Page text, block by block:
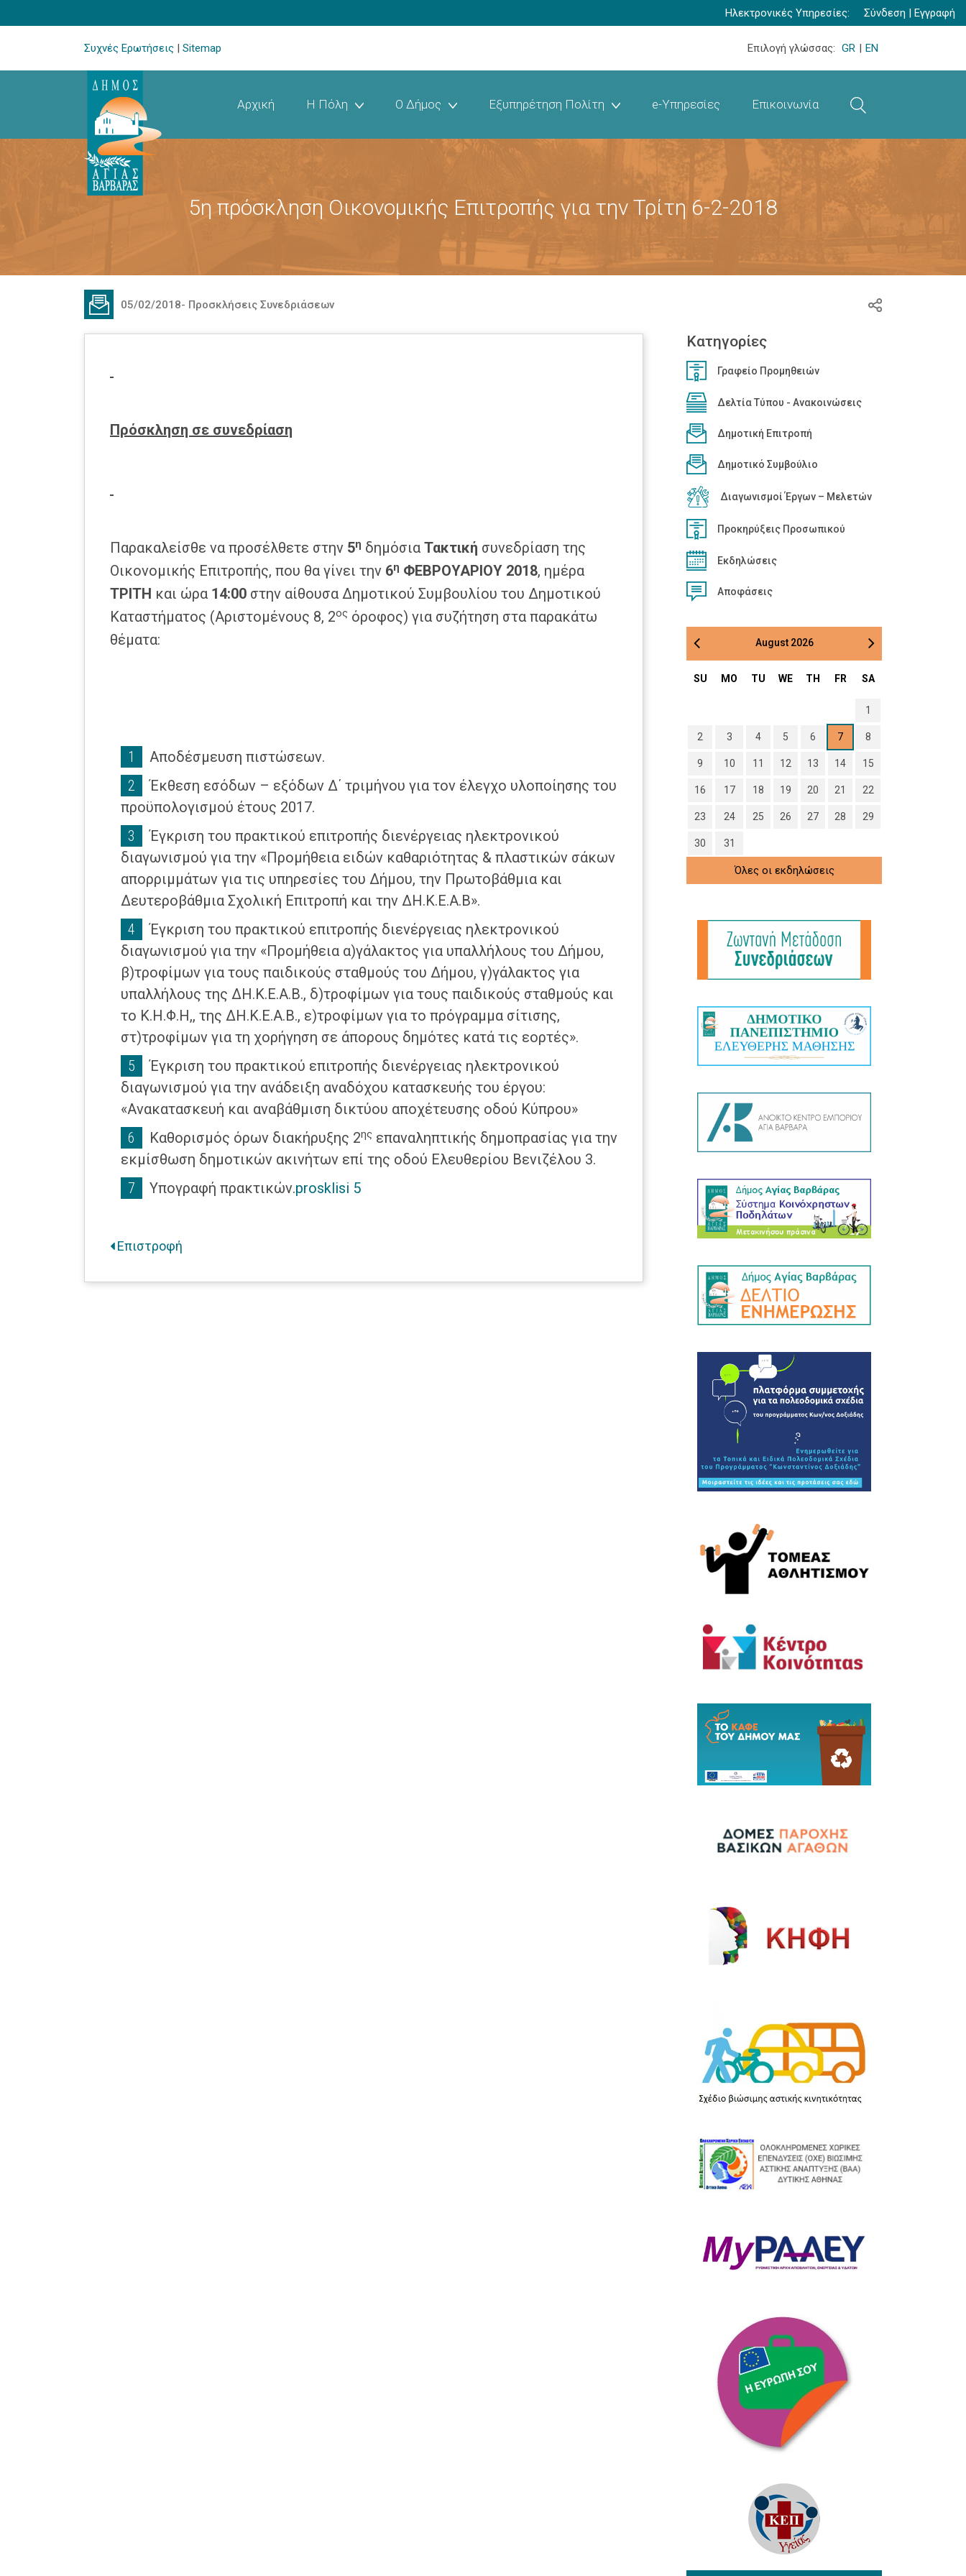
Ηλεκτρονικές Υπηρεσίες: Σύνδεση | Εγγραφή
Συχνές Ερωτήσεις | Sitemap Επιλογή γλώσσας: GR | EN
Αρχική Η Πόλη Ο Δήμος Εξυπηρέτηση Πολίτη e-Υπηρεσίες Επικοινωνία
5η πρόσκληση Οικονομικής Επιτροπής για την Τρίτη 6-2-2018
05/02/2018- Προσκλήσεις Συνεδριάσεων
Πρόσκληση σε συνεδρίαση
Παρακαλείσθε να προσέλθετε στην 5η δημόσια Τακτική συνεδρίαση της
Οικονομικής Επιτροπής, που θα γίνει την 6η ΦΕΒΡΟΥΑΡΙΟΥ 2018, ημέρα
ΤΡΙΤΗ και ώρα 14:00 στην αίθουσα Δημοτικού Συμβουλίου του Δημοτικού
Καταστήματος (Αριστομένους 8, 2ος όροφος) για συζήτηση στα παρακάτω
θέματα:
Αποδέσμευση πιστώσεων.
Έκθεση εσόδων – εξόδων Δ΄ τριμήνου για τον έλεγχο υλοποίησης του
προϋπολογισμού έτους 2017.
Έγκριση του πρακτικού επιτροπής διενέργειας ηλεκτρονικού
διαγωνισμού για την «Προμήθεια ειδών καθαριότητας & πλαστικών σάκων
απορριμμάτων για τις υπηρεσίες του Δήμου, την Πρωτοβάθμια και
Δευτεροβάθμια Σχολική Επιτροπή και την ΔΗ.Κ.Ε.Α.Β».
Έγκριση του πρακτικού επιτροπής διενέργειας ηλεκτρονικού
διαγωνισμού για την «Προμήθεια α)γάλακτος για υπαλλήλους του Δήμου,
β)τροφίμων για τους παιδικούς σταθμούς του Δήμου, γ)γάλακτος για
υπαλλήλους της ΔΗ.Κ.Ε.Α.Β., δ)τροφίμων για τους παιδικούς σταθμούς και
το Κ.Η.Φ.Η,, της ΔΗ.Κ.Ε.Α.Β., ε)τροφίμων για το πρόγραμμα σίτισης,
στ)τροφίμων για τη χορήγηση σε άπορους δημότες κατά τις εορτές».
Έγκριση του πρακτικού επιτροπής διενέργειας ηλεκτρονικού
διαγωνισμού για την ανάδειξη αναδόχου κατασκευής του έργου:
«Ανακατασκευή και αναβάθμιση δικτύου αποχέτευσης οδού Κύπρου»
Καθορισμός όρων διακήρυξης 2ης επαναληπτικής δημοπρασίας για την
εκμίσθωση δημοτικών ακινήτων επί της οδού Ελευθερίου Βενιζέλου 3.
Υπογραφή πρακτικών.prosklisi 5
Επιστροφή
Κατηγορίες
Γραφείο Προμηθειών
Δελτία Τύπου - Ανακοινώσεις
Δημοτική Επιτροπή
Δημοτικό Συμβούλιο
Διαγωνισμοί Έργων – Μελετών
Προκηρύξεις Προσωπικού
Εκδηλώσεις
Αποφάσεις
August 2026
SU MO TU WE TH FR SA
1
2 3 4 5 6 7 8
9 10 11 12 13 14 15
16 17 18 19 20 21 22
23 24 25 26 27 28 29
30 31
Όλες οι εκδηλώσεις